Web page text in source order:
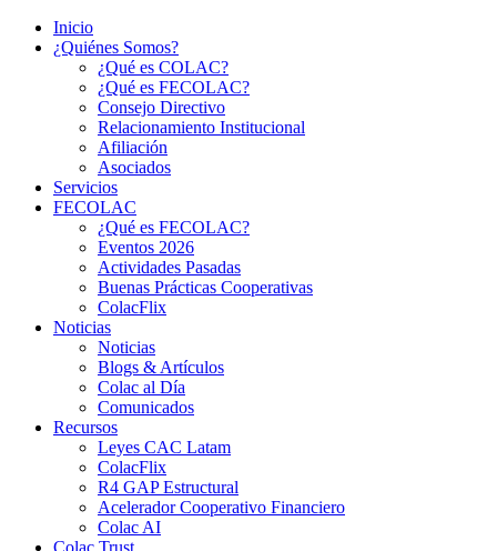
Inicio
¿Quiénes Somos?
¿Qué es COLAC?
¿Qué es FECOLAC?
Consejo Directivo
Relacionamiento Institucional
Afiliación
Asociados
Servicios
FECOLAC
¿Qué es FECOLAC?
Eventos 2026
Actividades Pasadas
Buenas Prácticas Cooperativas
ColacFlix
Noticias
Noticias
Blogs & Artículos
Colac al Día
Comunicados
Recursos
Leyes CAC Latam
ColacFlix
R4 GAP Estructural
Acelerador Cooperativo Financiero
Colac AI
Colac Trust